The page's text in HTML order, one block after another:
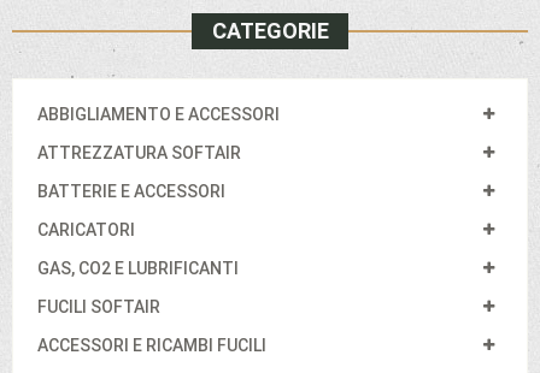
CATEGORIE
ABBIGLIAMENTO E ACCESSORI
ATTREZZATURA SOFTAIR
BATTERIE E ACCESSORI
CARICATORI
GAS, CO2 E LUBRIFICANTI
FUCILI SOFTAIR
ACCESSORI E RICAMBI FUCILI